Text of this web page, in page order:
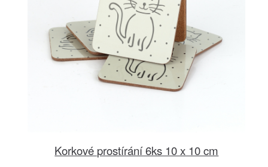
Korkové prostírání 6ks 10 x 10 cm